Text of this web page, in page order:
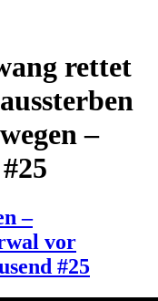
rettet
–
–
vor
#25